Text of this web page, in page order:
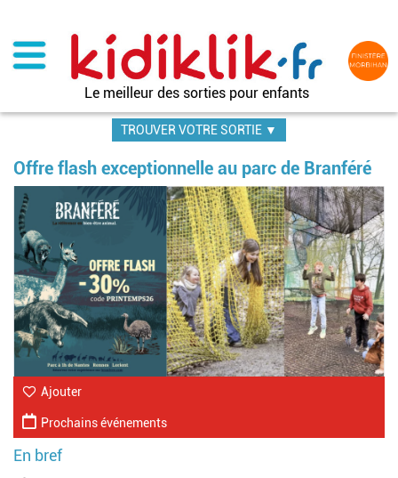
contenu
principal
Le meilleur des sorties pour enfants
TROUVER VOTRE SORTIE ▼
Offre flash exceptionnelle au parc de Branféré
Ajouter
Prochains événements